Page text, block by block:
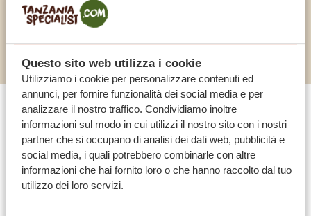
Questo sito web utilizza i cookie
Utilizziamo i cookie per personalizzare contenuti ed
annunci, per fornire funzionalità dei social media e per
analizzare il nostro traffico. Condividiamo inoltre
informazioni sul modo in cui utilizzi il nostro sito con i nostri
partner che si occupano di analisi dei dati web, pubblicità e
social media, i quali potrebbero combinarle con altre
informazioni che hai fornito loro o che hanno raccolto dal tuo
utilizzo dei loro servizi.
riserva forestale. Ospita una fauna rara, un centro di
educazione ambientale, un piccolo eco-lodge, percorsi
naturalistici e […]